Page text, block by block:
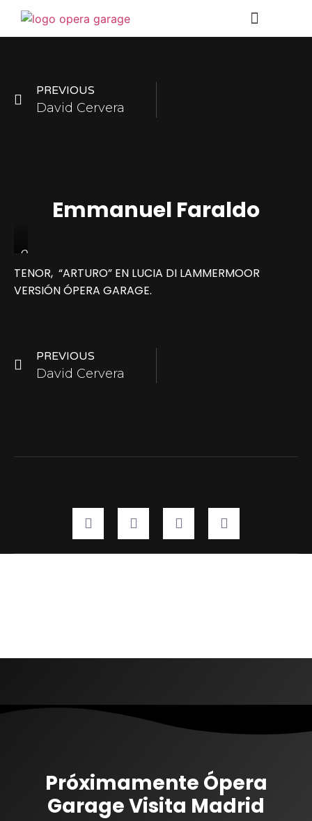
PREVIOUS
David Cervera
Emmanuel Faraldo
OPERA
LUCIA
DI
TENOR, “ARTURO” EN LUCIA DI LAMMERMOOR
VERSIÓN ÓPERA GARAGE.
PREVIOUS
David Cervera
Próximamente Ópera
Garage Visita Madrid